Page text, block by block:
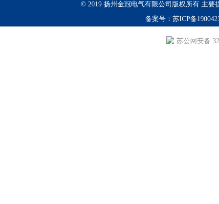
© 2019 扬州金冠电气有限公司版权所有 主要
备案号： 苏ICP备
苏公网安备